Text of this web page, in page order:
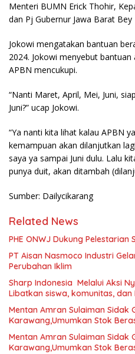
Menteri BUMN Erick Thohir,
dan Pj Gubernur Jawa Barat Bey
Jokowi mengatakan bantuan
2024. Jokowi menyebut
APBN mencukupi.
“Nanti Maret, April, Mei, Juni,
Juni?” ucap Jokowi.
“Ya nanti kita lihat kalau APBN
kemampuan akan dilanjutkan
saya ya sampai Juni dulu. Lalu
punya duit, akan ditambah
Sumber: Dailycikarang
Related News
PHE ONWJ Dukung Pelestarian
PT Aisan Nasmoco Industri
Perubahan Iklim
Sharp Indonesia Melalui Aksi
Libatkan siswa, komunitas, dan
Mentan Amran Sulaiman Sidak
Karawang,Umumkan Stok
Mentan Amran Sulaiman Sidak
Karawang,Umumkan Stok